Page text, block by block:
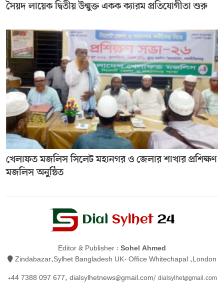
সৈয়দ লায়েক দ্বিতীয় উন্মুক্ত একক ক্যারম প্রতিযোগীতা শুরু
খেলাফত মজলিস সিলেট মহানগর ও জেলার শাখার প্রশিক্ষণ
মজলিস অনুষ্ঠিত
Editor & Publisher : Sohel Ahmed
Zindabazar,Sylhet Bangladesh UK- Office Whitechapal ,London
+44 7388 097 677, dialsylhetnews@gmail.com/ dialsylhet@gmail.com